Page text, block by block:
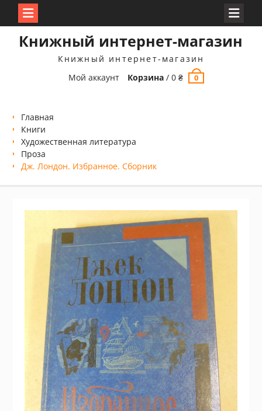
Книжный интернет-магазин
Книжный интернет-магазин
Мой аккаунт
Корзина /0₴ 0
Главная
Книги
Xудожественная литература
Проза
Дж. Лондон. Избранное. Сборник